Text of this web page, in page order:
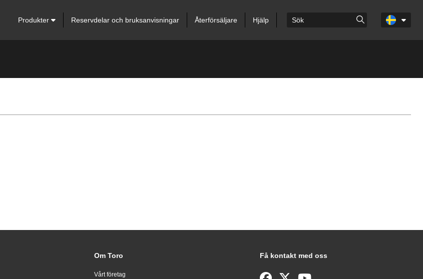
Produkter Reservdelar och bruksanvisningar Återförsäljare Hjälp
Om Toro
Vårt företag
Få kontakt med oss